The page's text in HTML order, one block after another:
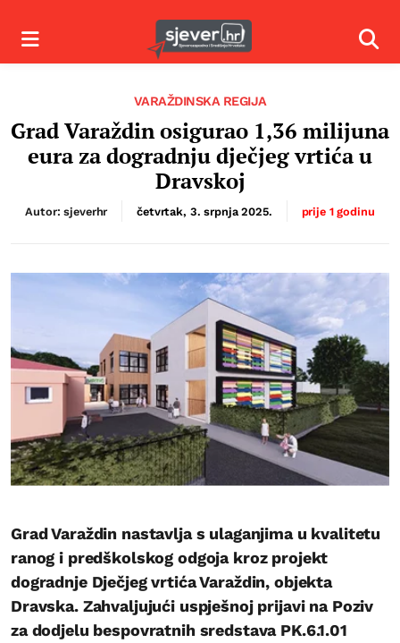
Izbornik
VARAŽDINSKA REGIJA
Grad Varaždin osigurao 1,36 milijuna
eura za dogradnju dječjeg vrtića u
Dravskoj
Autor: sjeverhr četvrtak, 3. srpnja 2025. prije 1 godinu
Grad Varaždin nastavlja s ulaganjima u kvalitetu
ranog i predškolskog odgoja kroz projekt
dogradnje Dječjeg vrtića Varaždin, objekta
Dravska. Zahvaljujući uspješnoj prijavi na Poziv
za dodjelu bespovratnih sredstava PK.6.1.01